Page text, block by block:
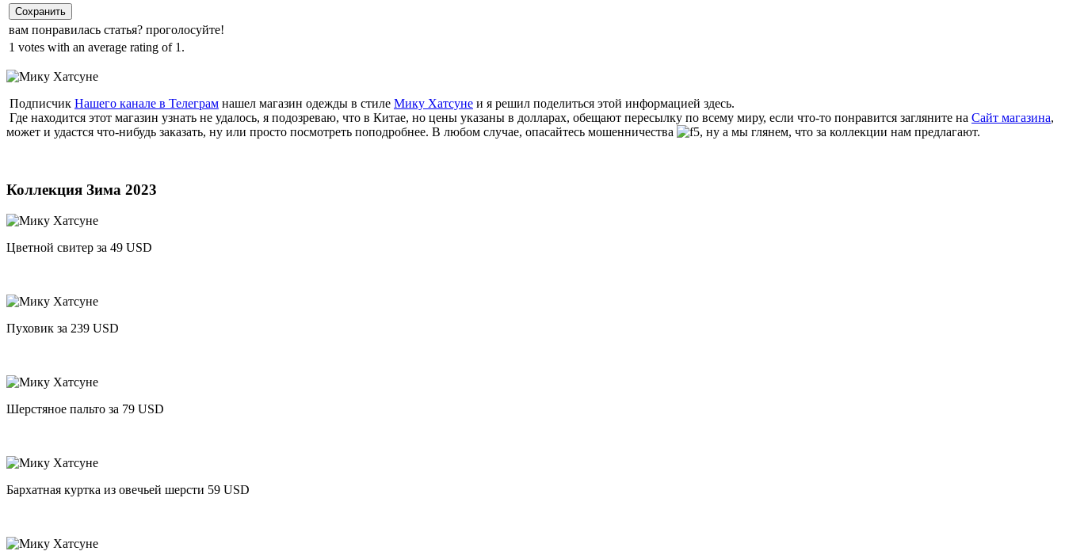
Сохранить
вам понравилась статья? проголосуйте!
1 votes with an average rating of 1.
Подписчик Нашего канале в Телеграм нашел магазин одежды в стиле Мику Хатсуне и я решил поделиться этой информацией здесь.
Где находится этот магазин узнать не удалось, я подозреваю, что в Китае, но цены указаны в долларах, обещают пересылку по всему миру, если что-то понравится загляните на Сайт магазина,
может и удастся что-нибудь заказать, ну или просто посмотреть поподробнее. В любом случае, опасайтесь мошенничества
, ну а мы глянем, что за коллекции нам предлагают.
Коллекция Зима 2023
Цветной свитер за 49 USD
Пуховик за 239 USD
Шерстяное пальто за 79 USD
Бархатная куртка из овечьей шерсти 59 USD